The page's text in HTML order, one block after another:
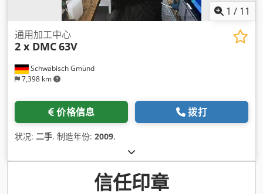
1 / 11
Schwäbisch Gmünd
7,398 km
通用加工中心
2 x DMC63V
价格信息 拨打
状况: 二手, 制造年份: 2009,
信任印章